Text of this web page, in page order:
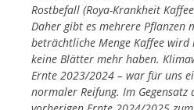
Rostbefall (Roya-Krankheit
Daher gibt es mehrere Pflanzen
beträchtliche Menge Kaffee
keine Blätter mehr haben.
Ernte 2023/2024 – war für uns
normaler Reifung. Im Gegensatz